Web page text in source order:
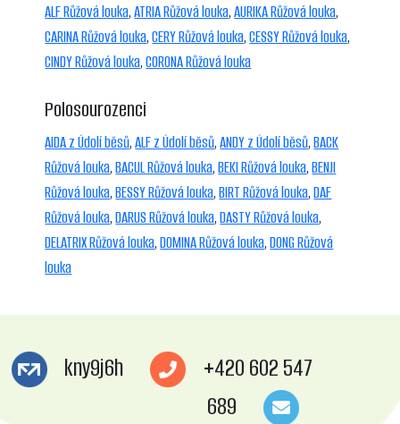
ALF Růžová louka,ATRIA Růžová louka,AURIKA Růžová louka,
CARINA Růžová louka,CERY Růžová louka,CESSY Růžová louka,
CINDY Růžová louka,CORONA Růžová louka
Polosourozenci
AIDA z Údolí běsů,ALF z Údolí běsů,ANDY z Údolí běsů,BACK
Růžová louka,BACUL Růžová louka,BEKI Růžová louka,BENJI
Růžová louka,BESSY Růžová louka,BIRT Růžová louka,DAF
Růžová louka,DARUS Růžová louka,DASTY Růžová louka,
DELATRIX Růžová louka,DOMINA Růžová louka,DONG Růžová
louka
kny9j6h
+420 602 547
689